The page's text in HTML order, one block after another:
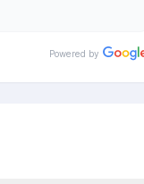
Powered by